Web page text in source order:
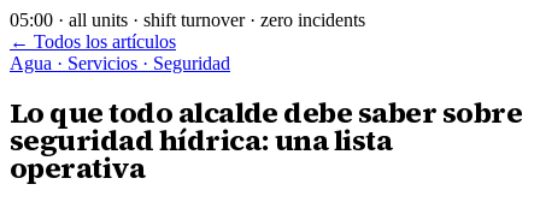
05:00 · all units · shift turnover · zero incidents
← Todos los artículos
Agua · Servicios · Seguridad
Lo que todo alcalde debe saber sobre
seguridad hídrica: una lista
operativa